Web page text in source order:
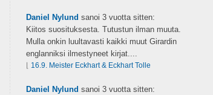
Daniel Nylund sanoi 3 vuotta sitten:
Kiitos suosituksesta. Tutustun ilman muuta.
Mulla onkin luultavasti kaikki muut Girardin
englanniksi ilmestyneet kirjat....
16.9. Meister Eckhart & Eckhart Tolle
Daniel Nylund sanoi 3 vuotta sitten: